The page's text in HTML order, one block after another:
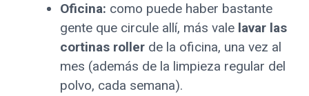
Oficina: como puede haber bastante
gente que circule allí, más vale lavar las
cortinas roller de la oficina, una vez al
mes (además de la limpieza regular del
polvo, cada semana).